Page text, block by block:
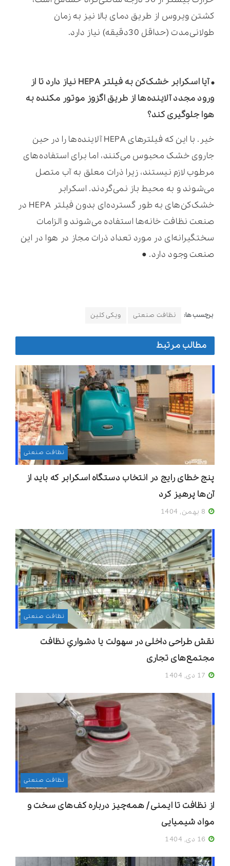
کشتن ویروس از طریق دمای بالا نیز به زمان
طولانی‌مدت (حداقل 30دقیقه) نیاز دارد.
• آیا اسکرابر خشک‌کن به فیلتر HEPA نیاز دارد تا از
ورود مجدد آلاینده‌ها از طریق اگزوز موتور مکنده به
هوا جلوگیری کند؟
خیر. با این که فیلترهای HEPA آلاینده‌ها را در حین
جاروی خشک محبوس می‌کنند، اما برای استفاده‌‌های
مرطوب لازم نیستند، زیرا ذرات معلق به آب متصل
می‌شوند و به محیط باز نمی‌گردند. اسکرابر
خشک‌کن‌های به طور گسترده‌ای بدون فیلتر HEPA در
صنعت نظافت خانه‌ها استفاده می‌شوند و الزامات
سختگیرانه‌ای در مورد تعداد ذرات مجاز در هوا در این
صنعت وجود دارد. ●
برچسب ها: نظافت صنعتی ویکی کلین
مطالب مرتبط
نظافت صنعتی
پنج خطای رایج در انتخاب دستگاه اسکرابر که باید از
آن‌ها پرهیز کرد
نظافت صنعتی
نقش طراحی داخلی در سهولت یا دشواریِ نظافت
مجتمع‌های تجاری
نظافت صنعتی
از نظافت تا ایمنی / همه‌چیز درباره کف‌های سخت و
مواد شیمیایی